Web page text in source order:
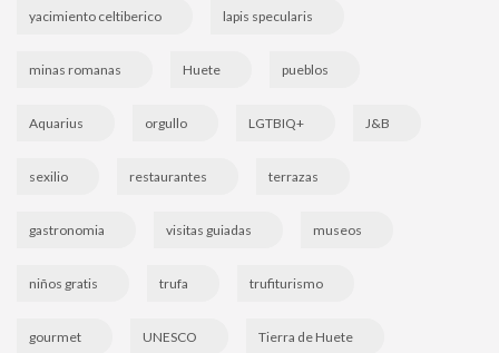
yacimiento celtiberico lapis specularis
minas romanas Huete pueblos
Aquarius orgullo LGTBIQ+ J&B
sexilio restaurantes terrazas
gastronomia visitas guiadas museos
niños gratis trufa trufiturismo
gourmet UNESCO Tierra de Huete